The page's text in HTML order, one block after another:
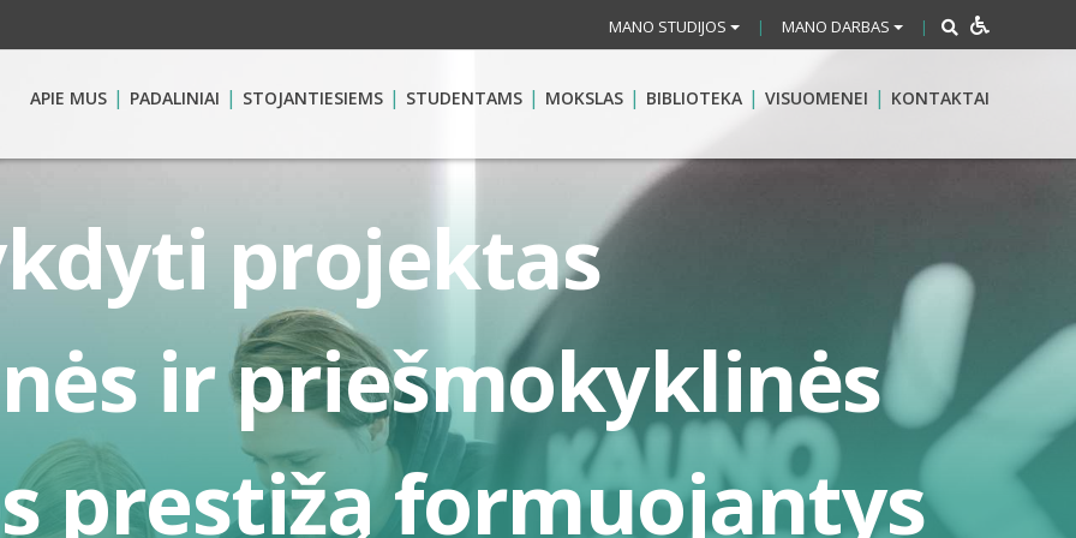
MANO STUDIJOS | MANO DARBAS |
APIE MUS PADALINIAI STOJANTIESIEMS STUDENTAMS MOKSLAS BIBLIOTEKA VISUOMENEI KONTAKTAI
projektas
ir priešmokyklinės
prestižą formuojantys